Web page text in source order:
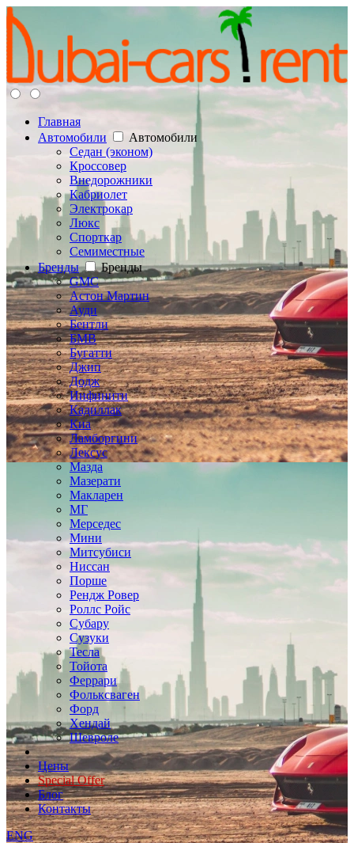
Главная
Автомобили
Автомобили
Седан (эконом)
Кроссовер
Внедорожники
Кабриолет
Электрокар
Люкс
Спорткар
Семиместные
Бренды
Бренды
GMC
Астон Мартин
Ауди
Бентли
БМВ
Бугатти
Джип
Додж
Инфинити
Кадиллак
Киа
Ламборгини
Лексус
Мазда
Мазерати
Макларен
МГ
Мерседес
Мини
Митсубиси
Ниссан
Порше
Рендж Ровер
Роллс Ройс
Субару
Сузуки
Тесла
Тойота
Феррари
Фольксваген
Форд
Хендай
Шевроле
Цены
Special Offer
Блог
Контакты
ENG